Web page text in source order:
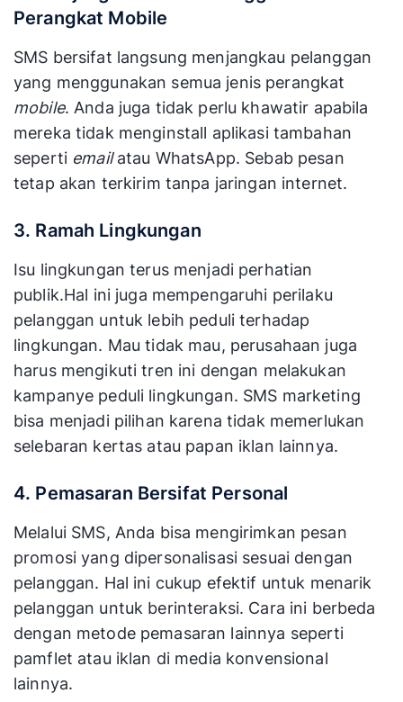
Perangkat Mobile
SMS bersifat langsung menjangkau pelanggan
yang menggunakan semua jenis perangkat
mobile. Anda juga tidak perlu khawatir apabila
mereka tidak menginstall aplikasi tambahan
seperti emailatau WhatsApp. Sebab pesan
tetap akan terkirim tanpa jaringan internet.
3. Ramah Lingkungan
Isu lingkungan terus menjadi perhatian
publik.Hal ini juga mempengaruhi perilaku
pelanggan untuk lebih peduli terhadap
lingkungan. Mau tidak mau, perusahaan juga
harus mengikuti tren ini dengan melakukan
kampanye peduli lingkungan. SMS marketing
bisa menjadi pilihan karena tidak memerlukan
selebaran kertas atau papan iklan lainnya.
4. Pemasaran Bersifat Personal
Melalui SMS, Anda bisa mengirimkan pesan
promosi yang dipersonalisasi sesuai dengan
pelanggan. Hal ini cukup efektif untuk menarik
pelanggan untuk berinteraksi. Cara ini berbeda
dengan metode pemasaran lainnya seperti
pamflet atau iklan di media konvensional
lainnya.